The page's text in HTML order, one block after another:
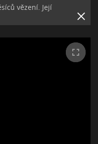
vězení. Její